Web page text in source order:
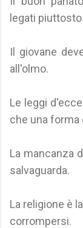
legati
Il giovane
all'olmo.
Le leggi
che una forma
La mancanza
salvaguarda.
La religione è
corrompersi.